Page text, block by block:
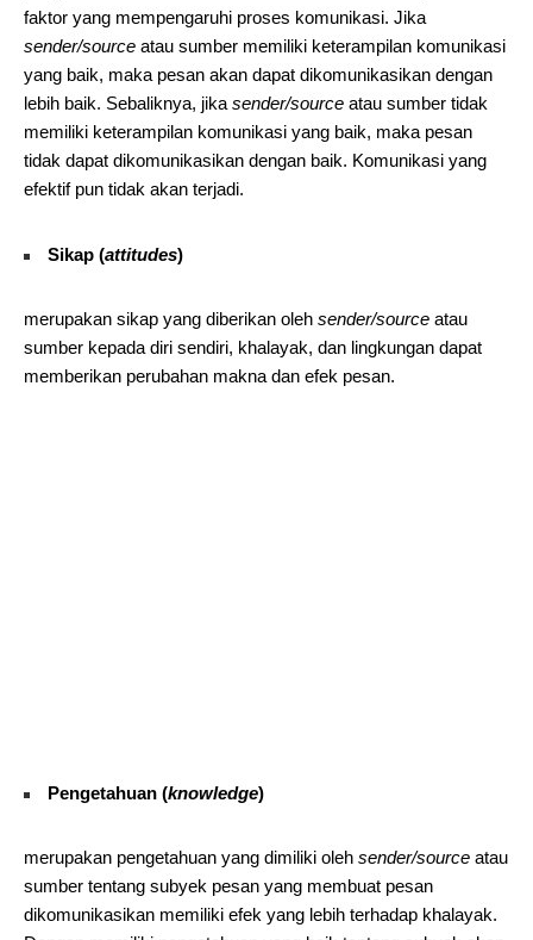
faktor yang mempengaruhi proses komunikasi. Jika
sender/source atau sumber memiliki keterampilan komunikasi
yang baik, maka pesan akan dapat dikomunikasikan dengan
lebih baik. Sebaliknya, jika sender/source atau sumber tidak
memiliki keterampilan komunikasi yang baik, maka pesan
tidak dapat dikomunikasikan dengan baik. Komunikasi yang
efektif pun tidak akan terjadi.
Sikap (attitudes)
merupakan sikap yang diberikan oleh sender/source atau
sumber kepada diri sendiri, khalayak, dan lingkungan dapat
memberikan perubahan makna dan efek pesan.
Pengetahuan (knowledge)
merupakan pengetahuan yang dimiliki oleh sender/source atau
sumber tentang subyek pesan yang membuat pesan
dikomunikasikan memiliki efek yang lebih terhadap khalayak.